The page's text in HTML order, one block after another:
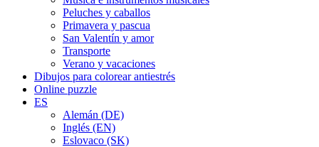
Peluches y caballos
Primavera y pascua
San Valentín y amor
Transporte
Verano y vacaciones
Dibujos para colorear antiestrés
Online puzzle
ES
Alemán (DE)
Inglés (EN)
Eslovaco (SK)